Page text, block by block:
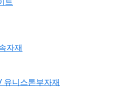
자재
유니스톤부자재